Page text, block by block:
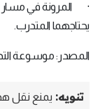
· المرونة في مسار
يحتاجهما المتدرب.
المصدر: موسوعة
تنويه: يمنع نقل